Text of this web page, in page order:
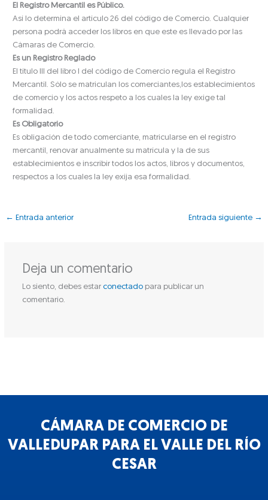
El Registro Mercantil es Público.
Así lo determina el artículo 26 del código de Comercio. Cualquier
persona podrá acceder los libros en que este es llevado por las
Cámaras de Comercio.
Es un Registro Reglado
El título III del libro I del código de Comercio regula el Registro
Mercantil. Sólo se matriculan los comerciantes,los establecimientos
de comercio y los actos respeto a los cuales la ley exige tal
formalidad.
Es Obligatorio
Es obligación de todo comerciante, matricularse en el registro
mercantil, renovar anualmente su matrícula y la de sus
establecimientos e inscribir todos los actos, libros y documentos,
respectos a los cuales la ley exija esa formalidad.
← Entrada anterior Entrada siguiente →
Deja un comentario
Lo siento, debes estar conectadopara publicar un
comentario.
CÁMARA DE COMERCIO DE
VALLEDUPAR PARA EL VALLE DEL RÍO
CESAR